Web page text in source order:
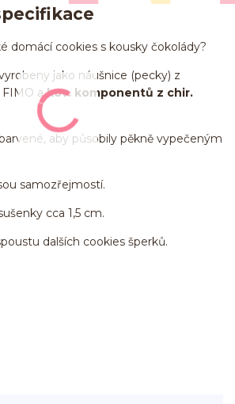
domácí cookies s kousky čokolády?
jako náušnice (pecky) z
akov. komponentů z chir.
aby působily pěkně vypečeným
samozřejmostí.
cca 1,5 cm.
dalších cookies šperků.